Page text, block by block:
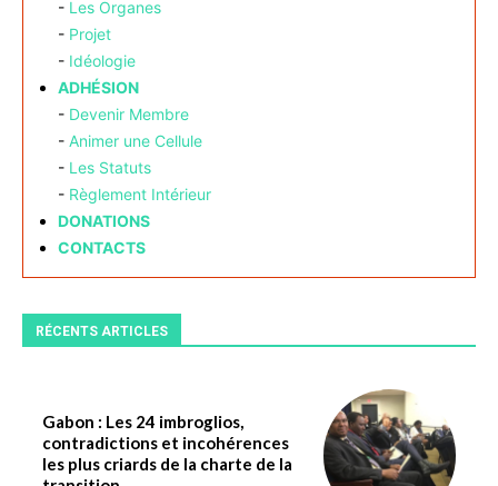
- Les Organes
- Projet
- Idéologie
ADHÉSION
- Devenir Membre
- Animer une Cellule
- Les Statuts
- Règlement Intérieur
DONATIONS
CONTACTS
RÉCENTS ARTICLES
Gabon : Les 24 imbroglios,
contradictions et incohérences
les plus criards de la charte de la